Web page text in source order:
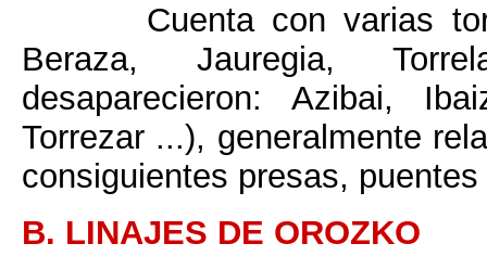
Cuenta con varias
Beraza, Jauregia,
desaparecieron: Azibai,
Torrezar ...), generalmente
consiguientes presas,
B. LINAJES DE OROZKO